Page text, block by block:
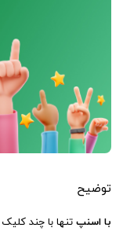
توضیح
با اسنپ تنها با چند